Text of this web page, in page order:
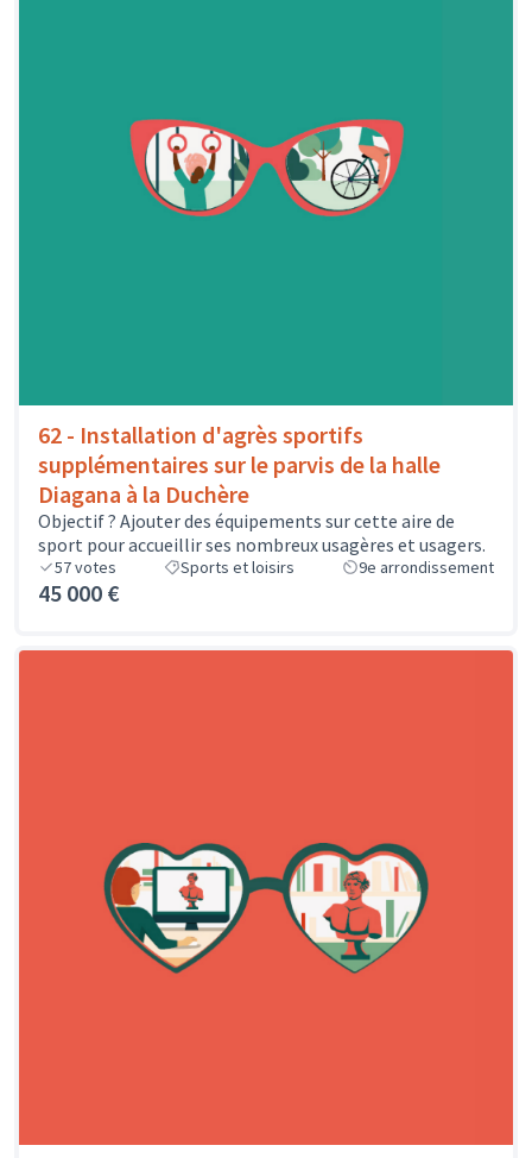
62 - Installation d'agrès sportifs
supplémentaires sur le parvis de la halle
Diagana à la Duchère
Objectif ? Ajouter des équipements sur cette aire de
sport pour accueillir ses nombreux usagères et usagers.
57votes Sports et loisirs 9e arrondissement
45 000 €